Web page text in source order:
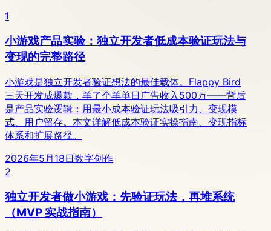
1
小游戏产品实验：独立开发者低成本验证玩法与
变现的完整路径
小游戏是独立开发者验证想法的最佳载体。Flappy Bird
三天开发成爆款，羊了个羊单日广告收入500万——背后
是产品实验逻辑：用最小成本验证玩法吸引力、变现模
式、用户留存。本文详解低成本验证实操指南、变现指标
体系和扩展路径。
2026年5月18日数字创作
2
独立开发者做小游戏：先验证玩法，再堆系统
（MVP 实战指南）